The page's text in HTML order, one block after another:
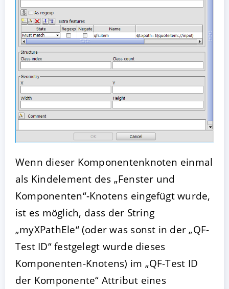
Wenn dieser Komponentenknoten einmal
als Kindelement des „Fenster und
Komponenten“-Knotens eingefügt wurde,
ist es möglich, dass der String
„myXPathEle“ (oder was sonst in der „QF-
Test ID“ festgelegt wurde dieses
Komponenten-Knotens) im „QF-Test ID
der Komponente“ Attribut eines